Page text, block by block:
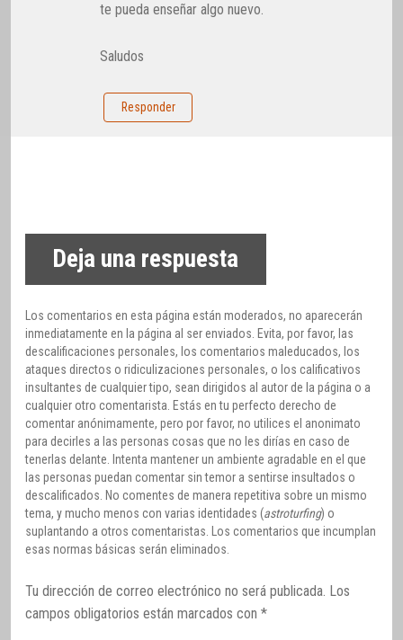
te pueda enseñar algo nuevo.
Saludos
Responder
Deja una respuesta
Los comentarios en esta página están moderados, no aparecerán
inmediatamente en la página al ser enviados. Evita, por favor, las
descalificaciones personales, los comentarios maleducados, los
ataques directos o ridiculizaciones personales, o los calificativos
insultantes de cualquier tipo, sean dirigidos al autor de la página o a
cualquier otro comentarista. Estás en tu perfecto derecho de
comentar anónimamente, pero por favor, no utilices el anonimato
para decirles a las personas cosas que no les dirías en caso de
tenerlas delante. Intenta mantener un ambiente agradable en el que
las personas puedan comentar sin temor a sentirse insultados o
descalificados. No comentes de manera repetitiva sobre un mismo
tema, y mucho menos con varias identidades (astroturfing) o
suplantando a otros comentaristas. Los comentarios que incumplan
esas normas básicas serán eliminados.
Tu dirección de correo electrónico no será publicada. Los
campos obligatorios están marcados con *